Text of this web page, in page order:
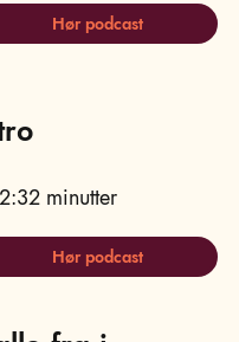
Hør podcast
minutter
Hør podcast